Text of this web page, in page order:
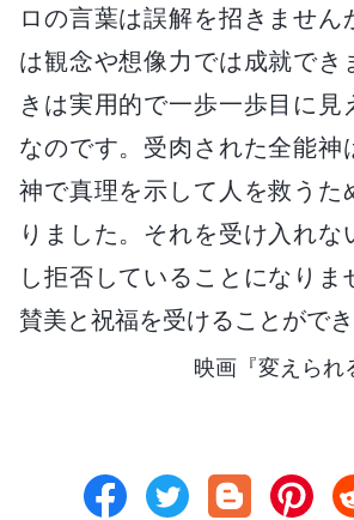
ロの言葉は誤解を招きませ
は観念や想像力では成就でき
きは実用的で一歩一歩目に見
なのです。受肉された全能神
神で真理を示して人を救うた
りました。それを受け入れな
し拒否していることになり
賛美と祝福を受けることがで
映画『変えられ